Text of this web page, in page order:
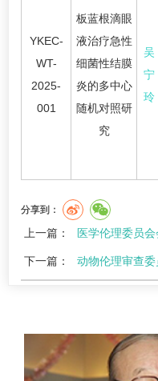
YKEC-
WT-
2025-
001
板蓝根滴眼
液治疗急性
细菌性结膜
炎的多中心
随机对照研
究
吴
宁
玲
分享到：
上一篇： 医学伦理委员会
下一篇： 动物伦理审查